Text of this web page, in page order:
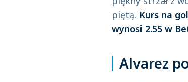
piętą. Kurs na
wynosi 2.55 w
Alvarez